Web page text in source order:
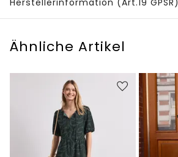
Ähnliche Artikel